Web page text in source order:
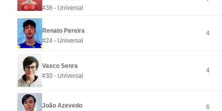
#38 - Universal
Renato Pereira
#24 - Universal
4
Vasco Senra
#30 - Universal
4
João Azevedo
6